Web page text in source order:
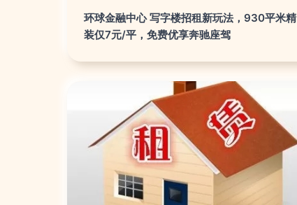
环球金融中心 写字楼招租新玩法，930平米精
装仅7元/平，免费优享奔驰座驾